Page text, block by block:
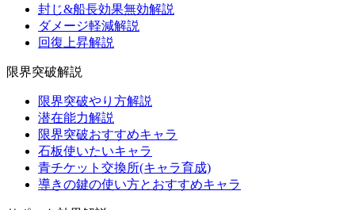
封じ&船長効果無効解説
ダメージ軽減解説
回復上昇解説
限界突破解説
限界突破やり方解説
潜在能力解説
限界突破おすすめキャラ
石板使いたいキャラ
青チケット交換所(キャラ育成)
導きの鍵の使い方とおすすめキャラ